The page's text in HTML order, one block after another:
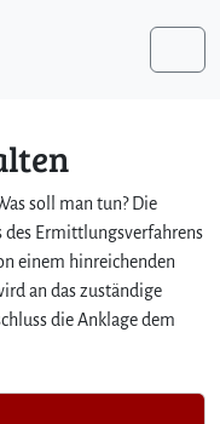
soll man tun? Die
des Ermittlungsverfahrens
einem hinreichenden
an das zuständige
die Anklage dem